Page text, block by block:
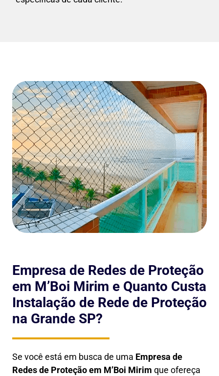
Empresa de Redes de Proteção
em M’Boi Mirim e Quanto Custa
Instalação de Rede de Proteção
na Grande SP?
Se você está em busca de uma Empresa de
Redes de Proteção em M’Boi Mirim que ofereça